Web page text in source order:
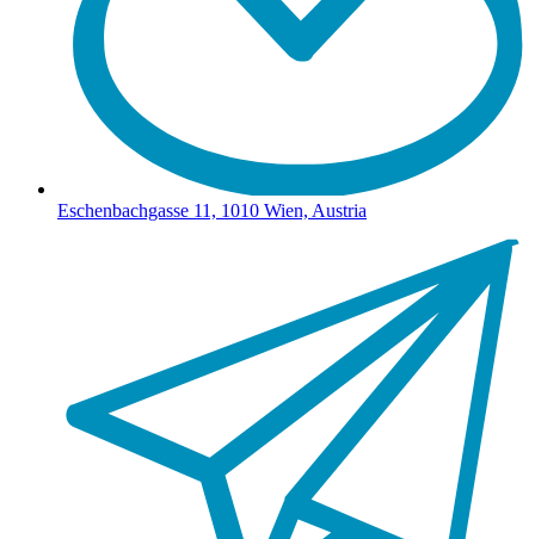
Eschenbachgasse 11, 1010 Wien, Austria